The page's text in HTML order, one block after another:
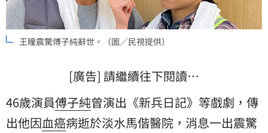
王瞳震驚傅子純辭世。（圖／民視提供）
[廣告] 請繼續往下閱讀…
46歲演員傅子純曾演出《新兵日記》等戲劇，傳
出他因血癌病逝於淡水馬偕醫院，消息一出震驚